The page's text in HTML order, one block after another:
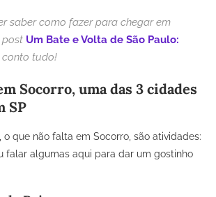
saber como fazer para chegar em
post Um Bate e Volta de São Paulo:
conto tudo!
Socorro, uma das 3 cidades
SP
o que não falta em Socorro, são atividades:
falar algumas aqui para dar um gostinho